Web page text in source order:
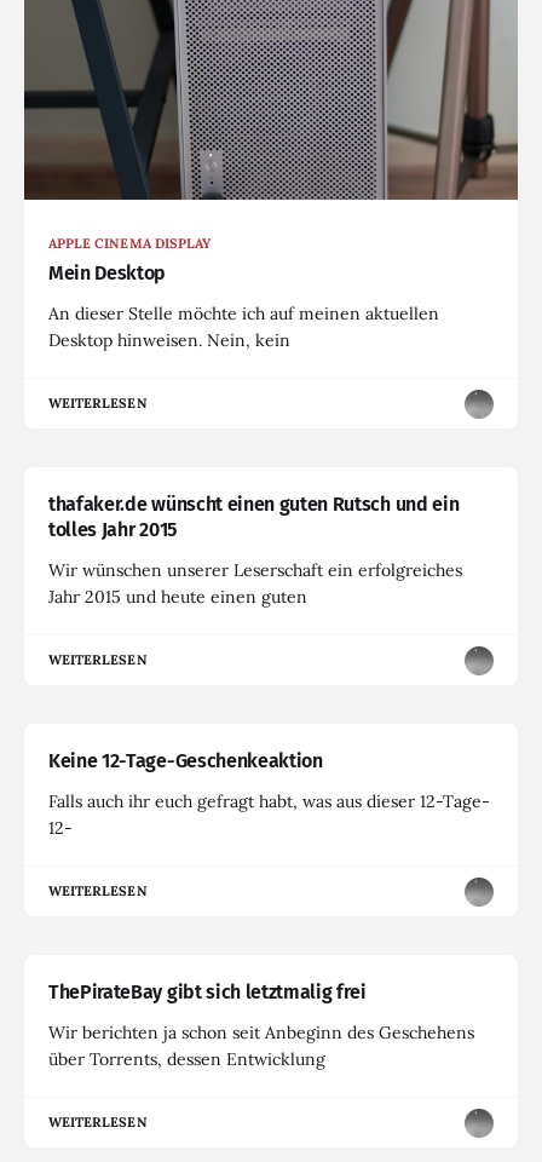
APPLE CINEMA DISPLAY
Mein Desktop
An dieser Stelle möchte ich auf meinen aktuellen
Desktop hinweisen. Nein, kein
WEITERLESEN
thafaker.de wünscht einen guten Rutsch und ein
tolles Jahr 2015
Wir wünschen unserer Leserschaft ein erfolgreiches
Jahr 2015 und heute einen guten
WEITERLESEN
Keine 12-Tage-Geschenkeaktion
Falls auch ihr euch gefragt habt, was aus dieser 12-Tage-
12-
WEITERLESEN
ThePirateBay gibt sich letztmalig frei
Wir berichten ja schon seit Anbeginn des Geschehens
über Torrents, dessen Entwicklung
WEITERLESEN